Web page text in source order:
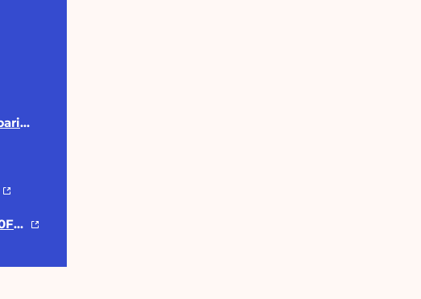
mediatheque.violette-leduc@paris.fr
/channel/UCiZBcYNBMBUoYW0FNYXP5yg